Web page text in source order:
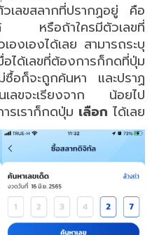
ลขสลากที่ปรากฏอยู่ คือ
ด้ หรือถ้าใครมีตัวเลขที่
องเองได้เลย สามารถระบุ
เลขที่ต้องการก็กดที่ปุ่ม
ซื้อก็จะถูกค้นหา และปราฏ
นเลขจะเรียงจาก น้อยไป
รเราก็กดปุ่ม เลือก ได้เลย